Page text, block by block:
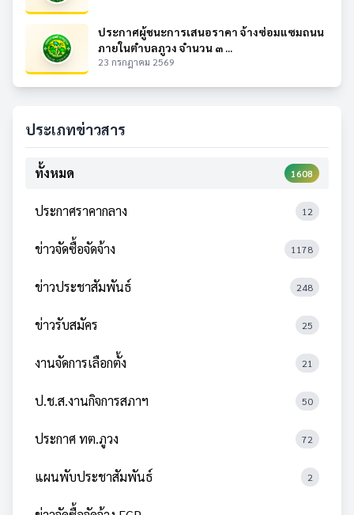
ประกาศผู้ชนะการเสนอราคา จ้างซ่อมแซมถนน
ภายในตำบลภูวง จำนวน ๓ ...
23 กรกฎาคม 2569
ประเภทข่าวสาร
ทั้งหมด 1608
ประกาศราคากลาง 12
ข่าวจัดซื้อจัดจ้าง 1178
ข่าวประชาสัมพันธ์ 248
ข่าวรับสมัคร 25
งานจัดการเลือกตั้ง 21
ป.ช.ส.งานกิจการสภาฯ 50
ประกาศ ทต.ภูวง 72
แผนพับประชาสัมพันธ์ 2